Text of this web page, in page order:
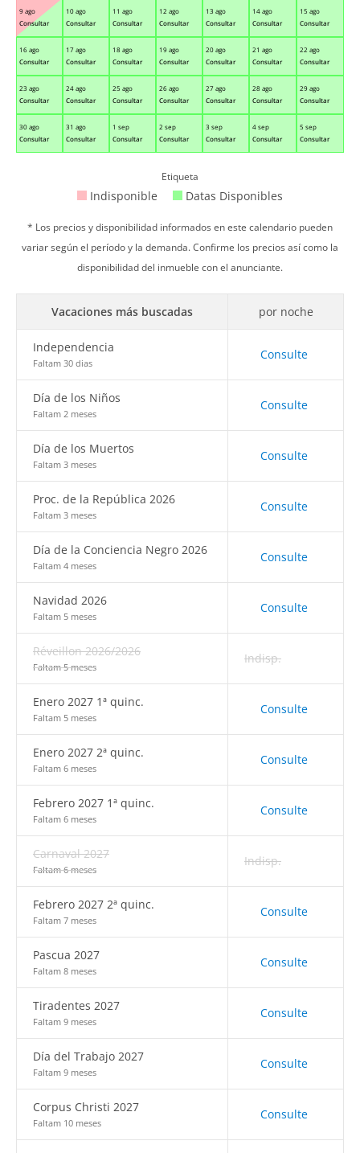
9 ago
Consultar
10 ago
Consultar
11 ago
Consultar
12 ago
Consultar
13 ago
Consultar
14 ago
Consultar
15 ago
Consultar
16 ago
Consultar
17 ago
Consultar
18 ago
Consultar
19 ago
Consultar
20 ago
Consultar
21 ago
Consultar
22 ago
Consultar
23 ago
Consultar
24 ago
Consultar
25 ago
Consultar
26 ago
Consultar
27 ago
Consultar
28 ago
Consultar
29 ago
Consultar
30 ago
Consultar
31 ago
Consultar
1 sep
Consultar
2 sep
Consultar
3 sep
Consultar
4 sep
Consultar
5 sep
Consultar
Etiqueta
Indisponible Datas Disponibles
* Los precios y disponibilidad informados en este calendario pueden
variar según el período y la demanda. Confirme los precios así como la
disponibilidad del inmueble con el anunciante.
Vacaciones más buscadas por noche
Independencia
Faltam 30 dias
Consulte
Día de los Niños
Faltam 2 meses
Consulte
Día de los Muertos
Faltam 3 meses
Consulte
Proc. de la República 2026
Faltam 3 meses
Consulte
Día de la Conciencia Negro 2026
Faltam 4 meses
Consulte
Navidad 2026
Faltam 5 meses
Consulte
Réveillon 2026/2026
Faltam 5 meses
Indisp.
Enero 2027 1ª quinc.
Faltam 5 meses
Consulte
Enero 2027 2ª quinc.
Faltam 6 meses
Consulte
Febrero 2027 1ª quinc.
Faltam 6 meses
Consulte
Carnaval 2027
Faltam 6 meses
Indisp.
Febrero 2027 2ª quinc.
Faltam 7 meses
Consulte
Pascua 2027
Faltam 8 meses
Consulte
Tiradentes 2027
Faltam 9 meses
Consulte
Día del Trabajo 2027
Faltam 9 meses
Consulte
Corpus Christi 2027
Faltam 10 meses
Consulte